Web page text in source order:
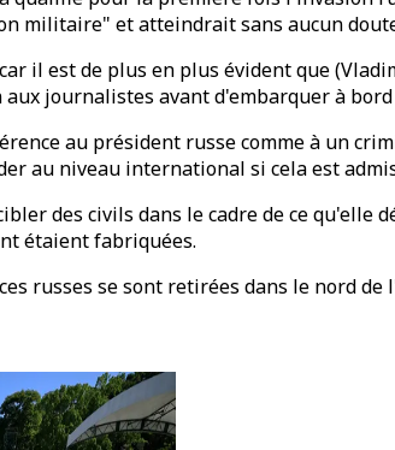
militaire" et atteindrait sans aucun
il est de plus en plus évident que
aux journalistes avant d'embarquer à
au président russe comme à un
au niveau international si cela est
des civils dans le cadre de ce
étaient fabriquées.
russes se sont retirées dans le nord